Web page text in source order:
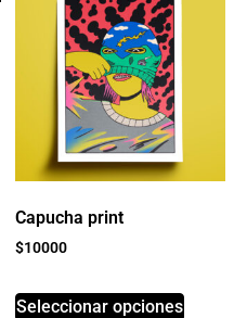
Capucha print
$10000
Seleccionar opciones